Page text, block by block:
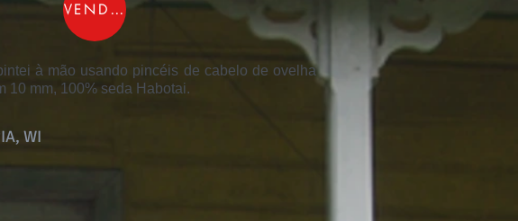
à mão usando pincéis de cabelo de ovelha
10 mm, 100% seda Habotai.
WI
VENDIDO